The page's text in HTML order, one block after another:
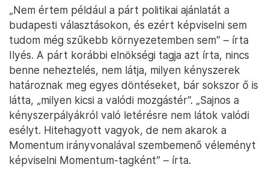
„Nem értem például a párt politikai ajánlatát a
budapesti választásokon, és ezért képviselni sem
tudom még szűkebb környezetemben sem” – írta
Ilyés. A párt korábbi elnökségi tagja azt írta, nincs
benne neheztelés, nem látja, milyen kényszerek
határoznak meg egyes döntéseket, bár sokszor ő is
látta, „milyen kicsi a valódi mozgástér”. „Sajnos a
kényszerpályákról való letérésre nem látok valódi
esélyt. Hitehagyott vagyok, de nem akarok a
Momentum irányvonalával szembemenő véleményt
képviselni Momentum-tagként” – írta.